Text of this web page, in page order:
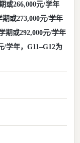
或266,000元/学年
期或273,000元/学年
期或292,000元/学年
/学年，G11–G12为